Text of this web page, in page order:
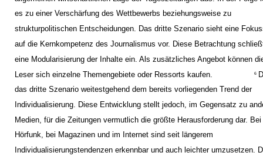
es zu einer Verschärfung des Wettbewerbs beziehungsweise zu
strukturpolitischen Entscheidungen. Das dritte Szenario sieht eine
auf die Kernkompetenz des Journalismus vor. Diese Betrachtung
eine Modularisierung der Inhalte ein. Als zusätzliches Angebot können
Leser sich einzelne Themengebiete oder Ressorts kaufen.
6
das dritte Szenario weitestgehend dem bereits vorliegenden Trend der
Individualisierung. Diese Entwicklung stellt jedoch, im Gegensatz zu
Medien, für die Zeitungen vermutlich die größte Herausforderung dar.
Hörfunk, bei Magazinen und im Internet sind seit längerem
Individualisierungstendenzen erkennbar und auch leichter umzusetzen.